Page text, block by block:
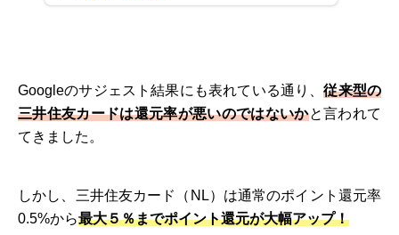
Googleのサジェスト結果にも表れている通り、従来型の
三井住友カードは還元率が悪いのではないかと言われて
てきました。
しかし、三井住友カード（NL）は通常のポイント還元率
0.5%から最大５％までポイント還元が大幅アップ！